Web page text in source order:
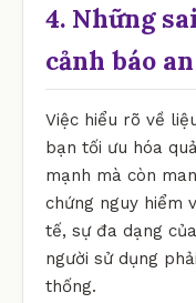
4. Những
cảnh báo
Việc hiểu rõ về
bạn tối ưu hóa
mạnh mà còn
chứng nguy hiểm
tế, sự đa dạng
người sử dụng
thống.